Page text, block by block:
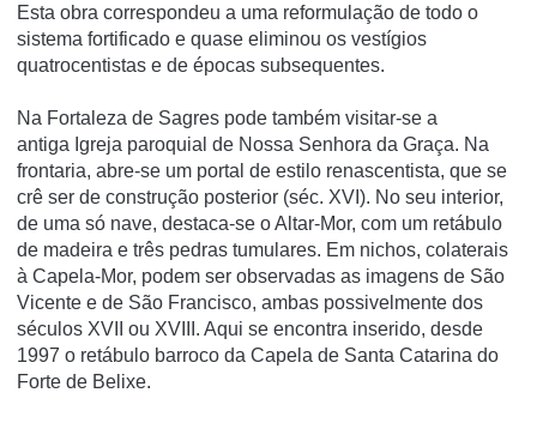
Esta obra correspondeu a uma reformulação de todo o
sistema fortificado e quase eliminou os vestígios
quatrocentistas e de épocas subsequentes.
Na Fortaleza de Sagres pode também visitar-se a
antiga Igreja paroquial de Nossa Senhora da Graça. Na
frontaria, abre-se um portal de estilo renascentista, que se
crê ser de construção posterior (séc. XVI). No seu interior,
de uma só nave, destaca-se o Altar-Mor, com um retábulo
de madeira e três pedras tumulares. Em nichos, colaterais
à Capela-Mor, podem ser observadas as imagens de São
Vicente e de São Francisco, ambas possivelmente dos
séculos XVII ou XVIII. Aqui se encontra inserido, desde
1997 o retábulo barroco da Capela de Santa Catarina do
Forte de Belixe.